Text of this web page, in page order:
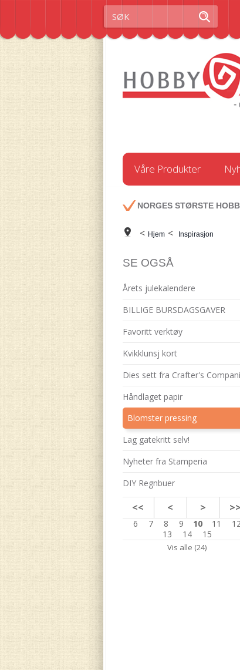
Våre Produkter
NORGES STØRSTE
< Hjem < Inspirasjon
SE OGSÅ
Årets julekalendere
BILLIGE BURSDAGSGAVER
Favoritt verktøy
Kvikklunsj kort
Dies sett fra Crafter's
Håndlaget papir
Blomster pressing
Lag gatekritt selv!
Nyheter fra Stamperia
DIY Regnbuer
<< < > >>
6 7 8 9 10 11
13
14 15
Vis alle (24)